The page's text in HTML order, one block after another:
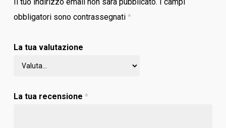
obbligatori sono contrassegnati *
La tua valutazione
La tua recensione *